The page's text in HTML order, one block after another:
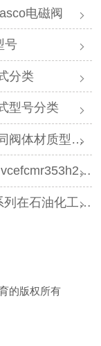
电磁阀
号
分类
型号分类
材质型号分类
的优势有哪些
的应用优势有哪些
的版权所有